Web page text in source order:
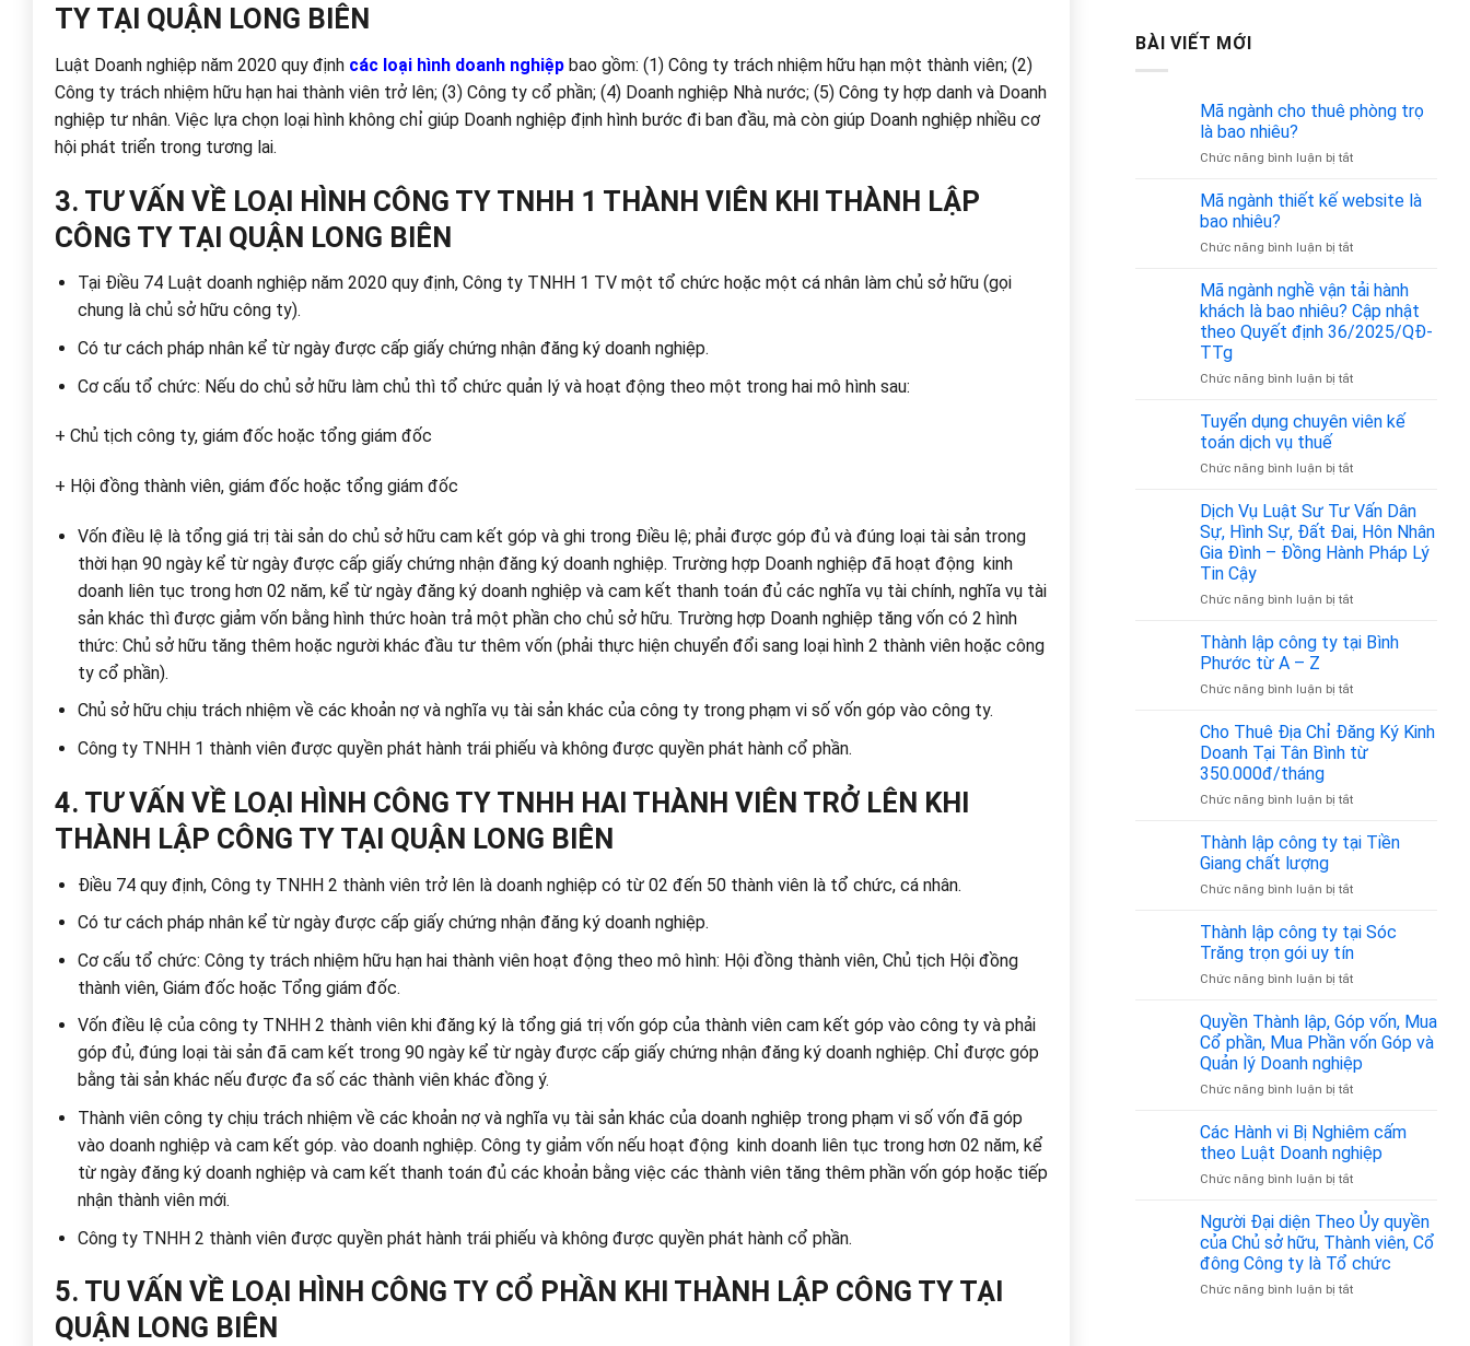
TY TẠI QUẬN LONG BIÊN
Luật Doanh nghiệp năm 2020 quy định các loại hình doanh nghiệp bao gồm: (1) Công ty trách nhiệm hữu hạn một thành viên; (2)
Công ty trách nhiệm hữu hạn hai thành viên trở lên; (3) Công ty cổ phần; (4) Doanh nghiệp Nhà nước; (5) Công ty hợp danh và Doanh
nghiệp tư nhân. Việc lựa chọn loại hình không chỉ giúp Doanh nghiệp định hình bước đi ban đầu, mà còn giúp Doanh nghiệp nhiều cơ
hội phát triển trong tương lai.
3. TƯ VẤN VỀ LOẠI HÌNH CÔNG TY TNHH 1 THÀNH VIÊN KHI THÀNH LẬP
CÔNG TY TẠI QUẬN LONG BIÊN
Tại Điều 74 Luật doanh nghiệp năm 2020 quy định, Công ty TNHH 1 TV một tổ chức hoặc một cá nhân làm chủ sở hữu (gọi
chung là chủ sở hữu công ty).
Có tư cách pháp nhân kể từ ngày được cấp giấy chứng nhận đăng ký doanh nghiệp.
Cơ cấu tổ chức: Nếu do chủ sở hữu làm chủ thì tổ chức quản lý và hoạt động theo một trong hai mô hình sau:
+ Chủ tịch công ty, giám đốc hoặc tổng giám đốc
+ Hội đồng thành viên, giám đốc hoặc tổng giám đốc
Vốn điều lệ là tổng giá trị tài sản do chủ sở hữu cam kết góp và ghi trong Điều lệ; phải được góp đủ và đúng loại tài sản trong
thời hạn 90 ngày kể từ ngày được cấp giấy chứng nhận đăng ký doanh nghiệp. Trường hợp Doanh nghiệp đã hoạt động kinh
doanh liên tục trong hơn 02 năm, kể từ ngày đăng ký doanh nghiệp và cam kết thanh toán đủ các nghĩa vụ tài chính, nghĩa vụ tài
sản khác thì được giảm vốn bằng hình thức hoàn trả một phần cho chủ sở hữu. Trường hợp Doanh nghiệp tăng vốn có 2 hình
thức: Chủ sở hữu tăng thêm hoặc người khác đầu tư thêm vốn (phải thực hiện chuyển đổi sang loại hình 2 thành viên hoặc công
ty cổ phần).
Chủ sở hữu chịu trách nhiệm về các khoản nợ và nghĩa vụ tài sản khác của công ty trong phạm vi số vốn góp vào công ty.
Công ty TNHH 1 thành viên được quyền phát hành trái phiếu và không được quyền phát hành cổ phần.
4. TƯ VẤN VỀ LOẠI HÌNH CÔNG TY TNHH HAI THÀNH VIÊN TRỞ LÊN KHI
THÀNH LẬP CÔNG TY TẠI QUẬN LONG BIÊN
Điều 74 quy định, Công ty TNHH 2 thành viên trở lên là doanh nghiệp có từ 02 đến 50 thành viên là tổ chức, cá nhân.
Có tư cách pháp nhân kể từ ngày được cấp giấy chứng nhận đăng ký doanh nghiệp.
Cơ cấu tổ chức: Công ty trách nhiệm hữu hạn hai thành viên hoạt động theo mô hình: Hội đồng thành viên, Chủ tịch Hội đồng
thành viên, Giám đốc hoặc Tổng giám đốc.
Vốn điều lệ của công ty TNHH 2 thành viên khi đăng ký là tổng giá trị vốn góp của thành viên cam kết góp vào công ty và phải
góp đủ, đúng loại tài sản đã cam kết trong 90 ngày kể từ ngày được cấp giấy chứng nhận đăng ký doanh nghiệp. Chỉ được góp
bằng tài sản khác nếu được đa số các thành viên khác đồng ý.
Thành viên công ty chịu trách nhiệm về các khoản nợ và nghĩa vụ tài sản khác của doanh nghiệp trong phạm vi số vốn đã góp
vào doanh nghiệp và cam kết góp. vào doanh nghiệp. Công ty giảm vốn nếu hoạt động kinh doanh liên tục trong hơn 02 năm, kể
từ ngày đăng ký doanh nghiệp và cam kết thanh toán đủ các khoản bằng việc các thành viên tăng thêm phần vốn góp hoặc tiếp
nhận thành viên mới.
Công ty TNHH 2 thành viên được quyền phát hành trái phiếu và không được quyền phát hành cổ phần.
5. TU VẤN VỀ LOẠI HÌNH CÔNG TY CỔ PHẦN KHI THÀNH LẬP CÔNG TY TẠI
QUẬN LONG BIÊN
BÀI VIẾT MỚI
Mã ngành cho thuê phòng trọ
là bao nhiêu?
Chức năng bình luận bị tắtở
ngành
phòng
là
bao
nhiêu?
Mã ngành thiết kế website là
bao nhiêu?
Chức năng bình luận bị tắtở
ngành
thiết
kế
website
bao
Mã ngành nghề vận tải hành
khách là bao nhiêu? Cập nhật
theo Quyết định 36/2025/QĐ-
TTg
Chức năng bình luận bị tắtở
ngành
tải
khách
là
bao
nhiêu?
nhật
Quyết
định
TTg
Tuyển dụng chuyên viên kế
toán dịch vụ thuế
Chức năng bình luận bị tắtở
dụng
chuyên
viên
kế
dịch
thuế
Dịch Vụ Luật Sư Tư Vấn Dân
Sự, Hình Sự, Đất Đai, Hôn Nhân
Gia Đình – Đồng Hành Pháp Lý
Tin Cậy
Chức năng bình luận bị tắtở
Vụ
Luật
Tư
Dân
Sự,
Đất
Hôn
Đình
Đồng
Hành
Cậy
Thành lập công ty tại Bình
Phước từ A – Z
Chức năng bình luận bị tắtở
lập
công
ty
Bình
từ
A
Z
Cho Thuê Địa Chỉ Đăng Ký Kinh
Doanh Tại Tân Bình từ
350.000đ/tháng
Chức năng bình luận bị tắtở
Thuê
Địa
Đăng
Kinh
Doanh
Tân
từ
350.000đ/tháng
Thành lập công ty tại Tiền
Giang chất lượng
Chức năng bình luận bị tắtở
lập
công
ty
tại
Giang
chất
Thành lập công ty tại Sóc
Trăng trọn gói uy tín
Chức năng bình luận bị tắtở
lập
công
ty
tại
Sóc
trọn
gói
uy
tín
Quyền Thành lập, Góp vốn, Mua
Cổ phần, Mua Phần vốn Góp và
Quản lý Doanh nghiệp
Chức năng bình luận bị tắtở
Thành
lập,
Góp
vốn,
Cổ
phần,
Mua
Phần
vốn
Các Hành vi Bị Nghiêm cấm
theo Luật Doanh nghiệp
Chức năng bình luận bị tắtở
Hành
Bị
Nghiêm
cấm
Người Đại diện Theo Ủy quyền
của Chủ sở hữu, Thành viên, Cổ
đông Công ty là Tổ chức
Chức năng bình luận bị tắtở